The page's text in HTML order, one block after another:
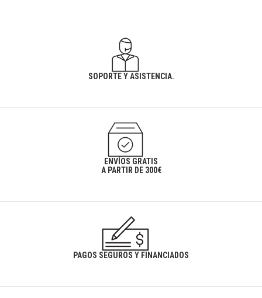
SOPORTE Y ASISTENCIA.
ENVÍOS GRATIS
A PARTIR DE 300€
PAGOS SEGUROS Y FINANCIADOS